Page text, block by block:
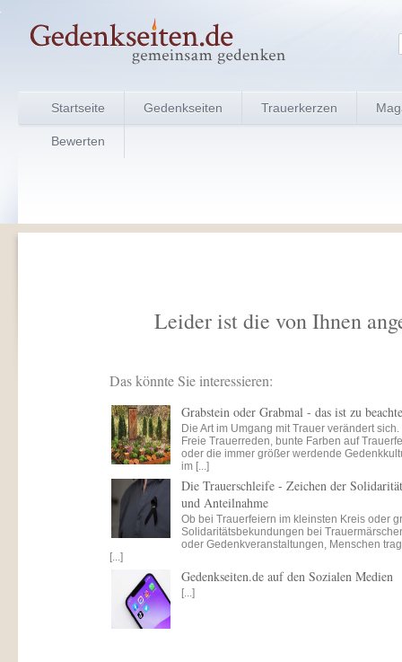
Startseite Gedenkseiten Trauerkerzen
Bewerten
Leider ist die von Ihnen
Das könnte Sie interessieren:
Grabstein oder Grabmal - das ist zu
Die Art im Umgang mit Trauer verändert sich.
Freie Trauerreden, bunte Farben auf
oder die immer größer werdende
im [...]
Die Trauerschleife - Zeichen der Solidarität
und Anteilnahme
Ob bei Trauerfeiern im kleinsten Kreis oder
Solidaritätsbekundungen bei
oder Gedenkveranstaltungen, Menschen
[...]
Gedenkseiten.de auf den Sozialen Medien
[...]